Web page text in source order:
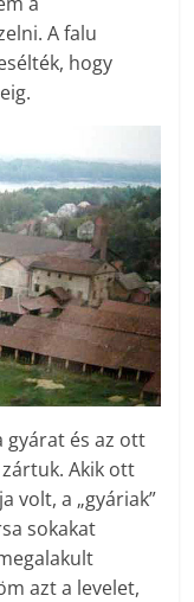
A falu
hogy
gyárat és az ott
Akik ott
volt, a „gyáriak”
sokakat
azt a levelet,